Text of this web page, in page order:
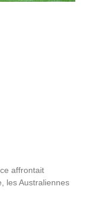
affrontait
les Australiennes